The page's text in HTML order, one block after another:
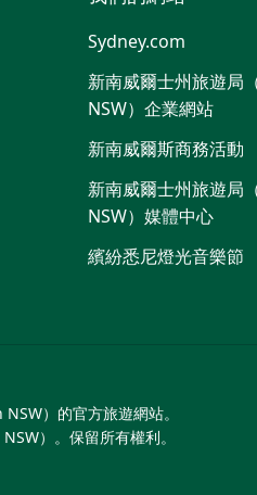
Sydney.com
新南威爾士州旅遊局
NSW）企業網站​
新南威爾斯商務活動
新南威爾士州旅遊局
NSW）媒體中心
繽紛悉尼燈光音樂節
）的官方旅遊網站。
）。保留所有權利。